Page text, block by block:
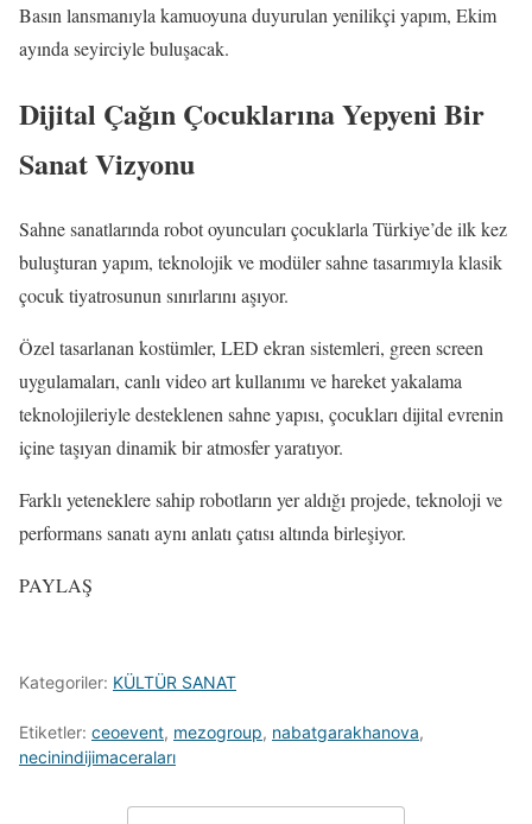
Basın lansmanıyla kamuoyuna duyurulan yenilikçi yapım, Ekim
ayında seyirciyle buluşacak.
Dijital Çağın Çocuklarına Yepyeni Bir
Sanat Vizyonu
Sahne sanatlarında robot oyuncuları çocuklarla Türkiye’de ilk kez
buluşturan yapım, teknolojik ve modüler sahne tasarımıyla klasik
çocuk tiyatrosunun sınırlarını aşıyor.
Özel tasarlanan kostümler, LED ekran sistemleri, green screen
uygulamaları, canlı video art kullanımı ve hareket yakalama
teknolojileriyle desteklenen sahne yapısı, çocukları dijital evrenin
içine taşıyan dinamik bir atmosfer yaratıyor.
Farklı yeteneklere sahip robotların yer aldığı projede, teknoloji ve
performans sanatı aynı anlatı çatısı altında birleşiyor.
PAYLAŞ
Kategoriler: KÜLTÜR SANAT
Etiketler: ceoevent, mezogroup, nabatgarakhanova,
necinindijimaceraları